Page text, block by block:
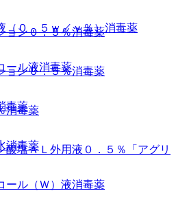
ョン０．５％消毒薬
ョン０．５％消毒薬
消毒薬
酸塩ＡＬ外用液０．５％「アグリ
（０．５ｗ／ｖ％）消毒薬
ール液消毒薬
毒薬
消毒薬
ール（Ｗ）液消毒薬